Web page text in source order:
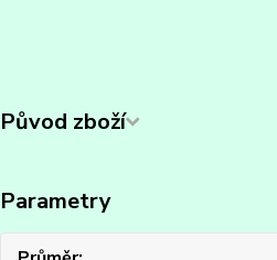
Původ zboží
Parametry